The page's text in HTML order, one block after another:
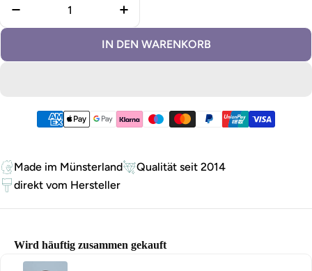
Menge für Wandfarbe Baby Blue verringern
Menge für Wandfarbe Baby Blue
IN DEN WARENKORB
Zahlungsmethoden
Made im Münsterland
Qualität seit 2014
direkt vom Hersteller
Wird häuftig zusammen gekauft